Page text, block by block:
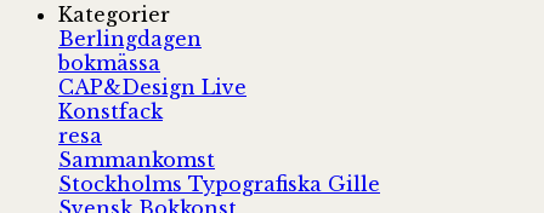
Kategorier
Berlingdagen
bokmässa
CAP&Design Live
Konstfack
resa
Sammankomst
Stockholms Typografiska Gille
Svensk Bokkonst